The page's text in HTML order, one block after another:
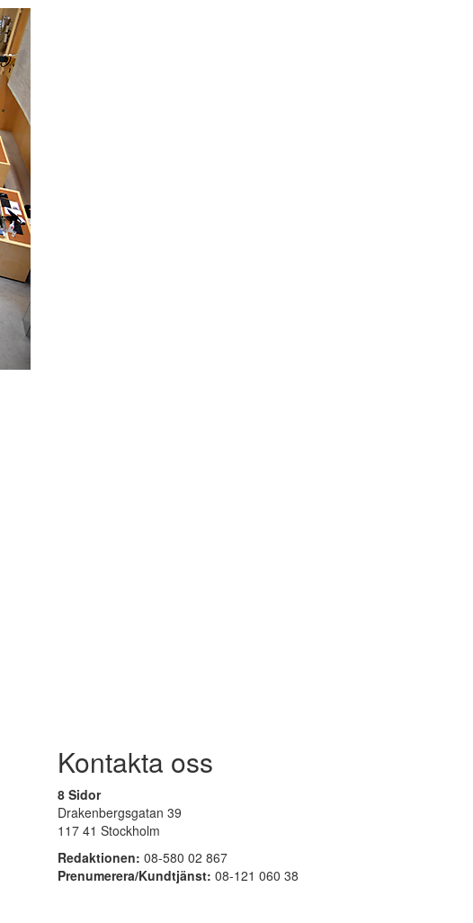
Kontakta oss
8 Sidor
Drakenbergsgatan 39
117 41 Stockholm
Redaktionen: 08-580 02 867
Prenumerera/Kundtjänst: 08-121 060 38